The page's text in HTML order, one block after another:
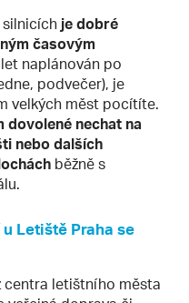
je dobré
časovým
naplánován po
podvečer), je
velkých měst pocítíte.
dovolené nechat na
nebo dalších
běžně s
Letiště Praha se
centra letištního města